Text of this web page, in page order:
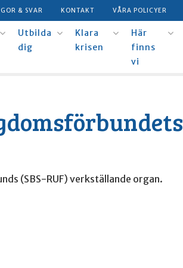
& SVAR KONTAKT VÅRA POLICYER
Utbilda
dig
Klara
krisen
Här
finns
vi
(SBS-RUF) verkställande organ.